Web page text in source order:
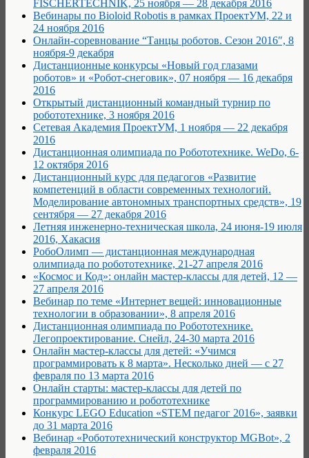
FISCHERTECHNIK, 25 ноября — 28 декабря 2016
Вебинары по Bioloid Robotis в рамках ПроектУМ, 22 и
24 ноября 2016
Онлайн-соревнование “Танцы роботов. Сезон 2016″, 8
ноября-9 декабря
Дистанционные конкурсы «Новый год глазами
роботов» и «Робот-снеговик», 07 ноября — 16 декабря
2016
Открытый дистанционный командный турнир по
робототехнике, 3 ноября 2016
Сетевая Академия ПроектУМ, 1 ноября — 22 декабря
2016
Дистанционная олимпиада по Робототехнике. WeDo, 6-
12 октября 2016
Дистанционный курс для педагогов «Развитие
компетенций в области современных технологий.
Моделирование автономных транспортных средств», 19
сентября — 27 декабря 2016
Летняя инженерно-техническая школа, 24 июня-19 июля
2016, Хакасия
РобоОлимп — дистанционная международная
олимпиада по робототехнике, 21-27 апреля 2016
«Космос и Код»: онлайн мастер-классы для детей, 12 —
27 апреля 2016
Вебинар по теме «Интернет вещей: инновационные
технологии в образовании», 8 апреля 2016
Дистанционная олимпиада по Робототехнике.
Легопроектирование. Снейл, 24-30 марта 2016
Онлайн мастер-классы для детей: «Учимся
программировать к 8 марта». Несколько дней — с 27
февраля по 13 марта 2016
Онлайн старты: мастер-классы для детей по
программированию и робототехнике
Конкурс LEGO Education «STEM педагог 2016», заявки
до 31 марта 2016
Вебинар «Робототехнический конструктор MGBot», 2
февраля 2016